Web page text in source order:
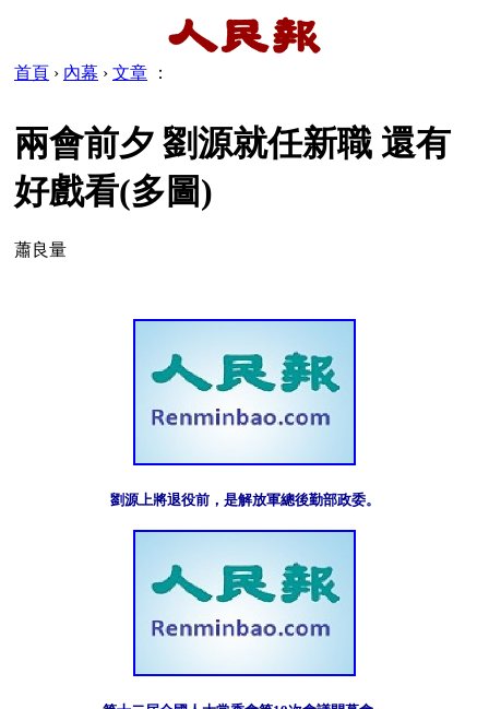
首頁 › 內幕 › 文章 ：
兩會前夕 劉源就任新職 還有
好戲看(多圖)
蕭良量
劉源上將退役前，是解放軍總後勤部政委。